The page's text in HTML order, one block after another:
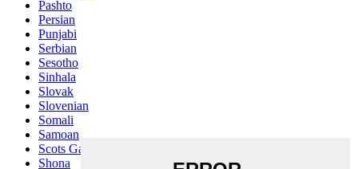
Pashto
Persian
Punjabi
Serbian
Sesotho
Sinhala
Slovak
Slovenian
Somali
Samoan
Scots Gaelic
Shona